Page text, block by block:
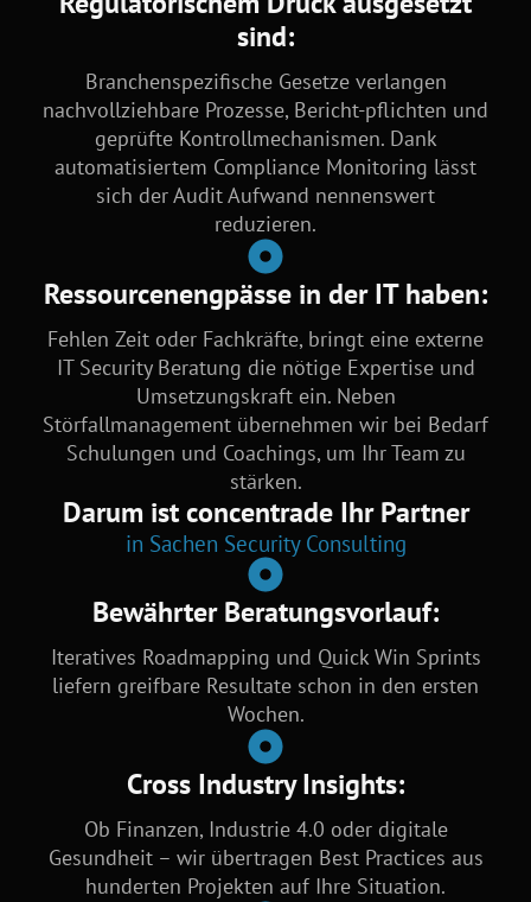
sind:
Branchenspezifische Gesetze verlangen
nachvollziehbare Prozesse, Bericht-pflichten und
geprüfte Kontrollmechanismen. Dank
automatisiertem Compliance Monitoring lässt
sich der Audit Aufwand nennenswert
reduzieren.
Ressourcenengpässe in der IT haben:
Fehlen Zeit oder Fachkräfte, bringt eine externe
IT Security Beratung die nötige Expertise und
Umsetzungskraft ein. Neben
Störfallmanagement übernehmen wir bei Bedarf
Schulungen und Coachings, um Ihr Team zu
stärken.
Darum ist concentrade Ihr Partner
in Sachen Security Consulting
Bewährter Beratungsvorlauf:
Iteratives Roadmapping und Quick Win Sprints
liefern greifbare Resultate schon in den ersten
Wochen.
Cross Industry Insights:
Ob Finanzen, Industrie 4.0 oder digitale
Gesundheit – wir übertragen Best Practices aus
hunderten Projekten auf Ihre Situation.